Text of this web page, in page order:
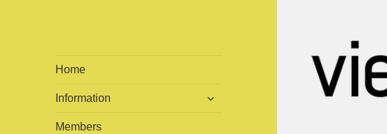
viennAvant
ist eine multidisziplinäre
Erforschung und Bearbeitung
der Wiener Avantgarden 1945
Home
Information
Members